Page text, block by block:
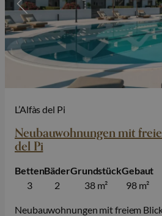
L’Alfàs del Pi
Neubauwohnungen mit
del Pi
3
Betten
2
Bäder
38 m²
Grundstück
98 m²
Gebaut
Neubauwohnungen mit freiem